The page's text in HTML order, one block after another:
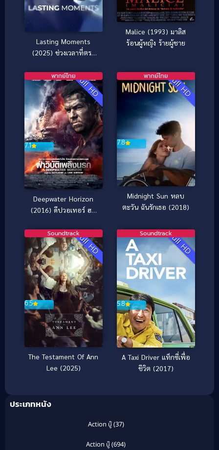
Lasting Moments
(2025) ช่วงเวลาที่ตรา
Malice (1993) มาลิส
ร้อนผู้หญิง ร้ายผู้ชาย
Full HD
7.1
พากย์ไทย
Deepwater Horizon
(2016) ดีปวอเทอร์ ฮอ
Full HD
7.8
พากย์ไทย
Midnight Sun หลบ
ตะวัน ฉันรักเธอ (2018)
Full HD
6.5
Soundtrack
The Testament Of Ann
Lee (2025)
Full HD
5.8
Soundtrack
A Taxi Driver แท็กซี่เพื่อ
ชีวิต (2017)
ประเภทหนัง
Action บู๊(37)
Action บู๊(694)